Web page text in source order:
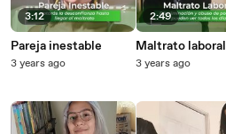
3:12
Pareja inestable
3 years ago
2:49
Maltrato laboral
3 years ago